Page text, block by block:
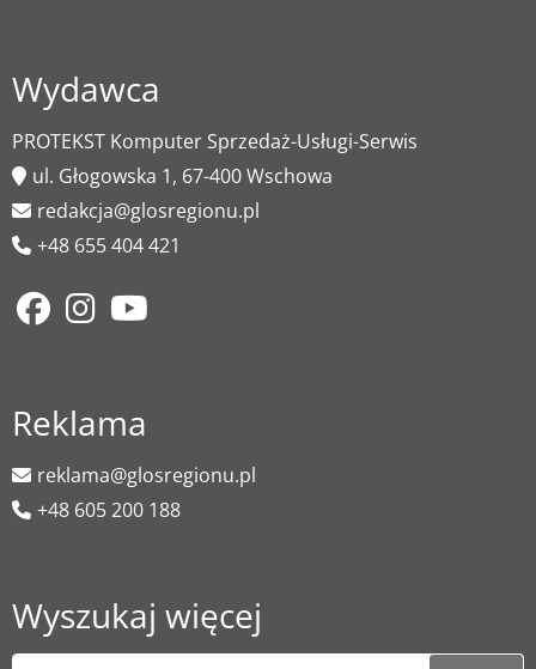
Wydawca
PROTEKST Komputer Sprzedaż-Usługi-Serwis
ul. Głogowska 1, 67-400 Wschowa
redakcja@glosregionu.pl
+48 655 404 421
Reklama
reklama@glosregionu.pl
+48 605 200 188
Wyszukaj więcej